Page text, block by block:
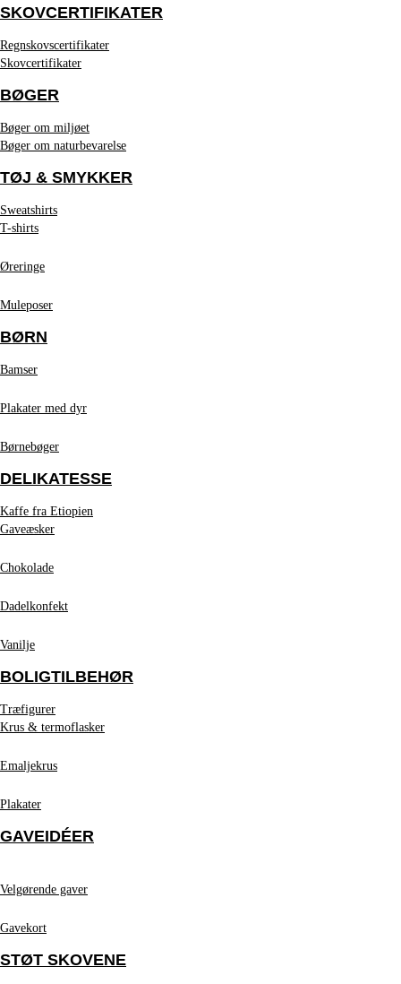
SKOVCERTIFIKATER
Regnskovscertifikater
Skovcertifikater
BØGER
Bøger om miljøet
Bøger om naturbevarelse
TØJ & SMYKKER
Sweatshirts
T-shirts
Øreringe
Muleposer
BØRN
Bamser
Plakater med dyr
Børnebøger
DELIKATESSE
Kaffe fra Etiopien
Gaveæsker
Chokolade
Dadelkonfekt
Vanilje
BOLIGTILBEHØR
Træfigurer
Krus & termoflasker
Emaljekrus
Plakater
GAVEIDÉER
Velgørende gaver
Gavekort
STØT SKOVENE